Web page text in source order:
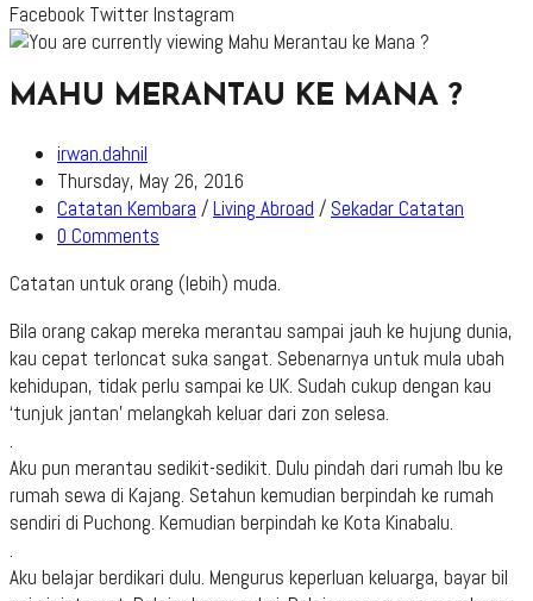
Facebook Twitter Instagram
MAHU MERANTAU KE MANA ?
Post
author:
irwan.dahnil
Post
published:
Thursday, May 26, 2016
Post
category:
Catatan Kembara /Living Abroad / Sekadar Catatan
Post
0 Comments
Catatan untuk orang (lebih) muda.
Bila orang cakap mereka merantau sampai jauh ke hujung dunia,
kau cepat terloncat suka sangat. Sebenarnya untuk mula ubah
kehidupan, tidak perlu sampai ke UK. Sudah cukup dengan kau
‘tunjuk jantan’ melangkah keluar dari zon selesa.
.
Aku pun merantau sedikit-sedikit. Dulu pindah dari rumah Ibu ke
rumah sewa di Kajang. Setahun kemudian berpindah ke rumah
sendiri di Puchong. Kemudian berpindah ke Kota Kinabalu.
.
Aku belajar berdikari dulu. Mengurus keperluan keluarga, bayar bil